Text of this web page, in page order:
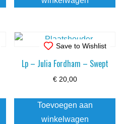
Save to Wishlist
Lp – Julia Fordham – Swept
€20,00
Toevoegen aan
winkelwagen